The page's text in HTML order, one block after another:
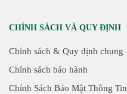
CHÍNH SÁCH VÀ QUY ĐỊNH
Chính sách & Quy định chung
Chính sách bảo hành
Chính Sách Bảo Mật Thông Tin